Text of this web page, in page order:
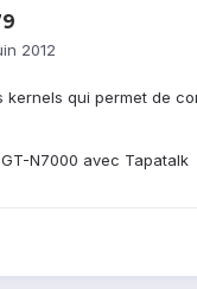
2012
kernels qui permet de
N7000 avec Tapatalk